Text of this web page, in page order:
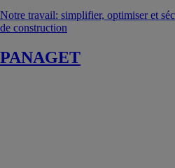
Notre travail: simplifier, optimiser et
de construction
PANAGET